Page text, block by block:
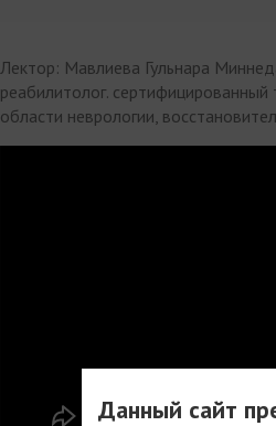
Лектор: Мавлиева Гульнара
реабилитолог.
области неврологии,
Данный сайт